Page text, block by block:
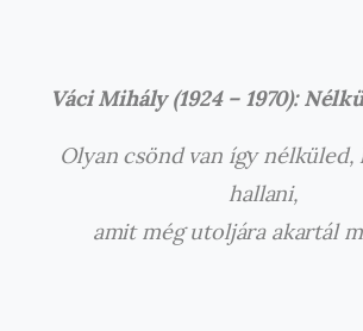
Váci Mihály (1924 – 1970):
Olyan csönd van így nélküled,
hallani,
amit még utoljára akartál